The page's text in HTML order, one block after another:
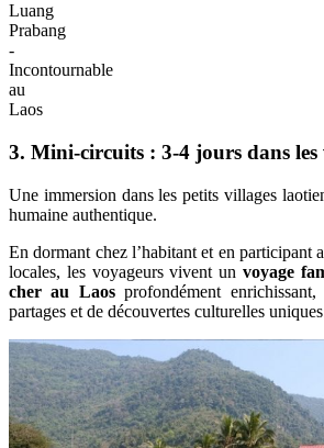
Luang
Prabang
-
Incontournable
au
Laos
3. Mini-circuits : 3-4 jours dans les
Une immersion dans les petits villages
humaine authentique.
En dormant chez l’habitant et en participant
locales, les voyageurs vivent un voyage
cher au Laosprofondément
partages et de découvertes culturelles